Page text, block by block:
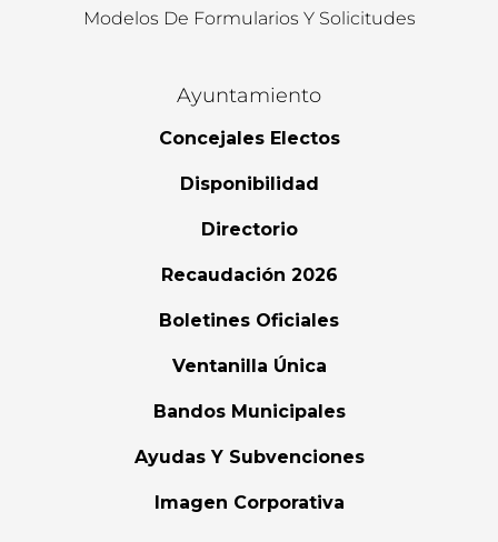
Modelos De Formularios Y Solicitudes
Ayuntamiento
Concejales Electos
Disponibilidad
Directorio
Recaudación 2026
Boletines Oficiales
Ventanilla Única
Bandos Municipales
Ayudas Y Subvenciones
Imagen Corporativa